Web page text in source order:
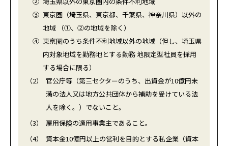
③ 東京圏（埼玉県、東京都、千葉県、神奈川県）以外の
地域 （①、②の地域を除く）
④ 東京圏のうち条件不利地域以外の地域（但し、埼玉県
内対象地域を勤務地とする勤務 地限定型社員を採用
する場合に限る）
（2）
官公庁等（第三セクターのうち、出資金が10億円未
満の法人又は地方公共団体から補助を受けている法
人を除く。）でないこと。
（3）
雇用保険の適用事業主であること。
（4）
資本金10億円以上の営利を目的とする私企業（資本